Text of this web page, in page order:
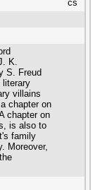
cs
K.
S. Freud
literary
villains
chapter on
chapter on
is also to
family
Moreover,